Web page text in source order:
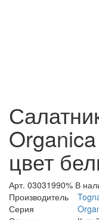
цвет
Арт. 03031990% В
Производитель
Серия